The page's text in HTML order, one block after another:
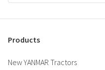
Products
New YANMAR Tractors